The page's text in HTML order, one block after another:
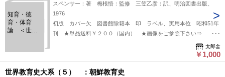
知育・徳
育・体育
論 ＜世界
五十年記念
出版
スペンサー：著 梅根悟：監修 三笠乙彦：訳、明治図書出版、
1976
初版 カバー欠 図書館除籍本 印 ラベル、実用本位 昭和51年
刊 ★単品送料￥２００（国内） ★画像をご参照下さい⇒
https://www.dropbox.com/scl/fi/s2t938m4amsbp9t2ebl75/114349.jpg?
太郎舎
￥1,000
世界教育史大系（５） ：朝鮮教育史